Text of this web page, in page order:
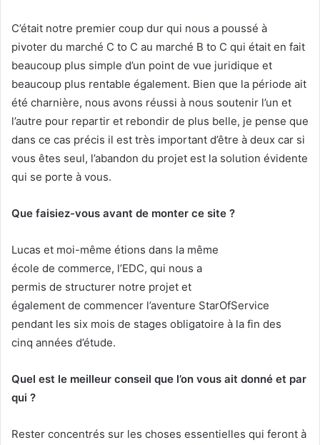
C’était notre premier coup dur qui nous a poussé à
pivoter du marché C to C au marché B to C qui était en fait
beaucoup plus simple d’un point de vue juridique et
beaucoup plus rentable également. Bien que la période ait
été charnière, nous avons réussi à nous soutenir l’un et
l’autre pour repartir et rebondir de plus belle, je pense que
dans ce cas précis il est très important d’être à deux car si
vous êtes seul, l’abandon du projet est la solution évidente
qui se porte à vous.
Que faisiez-vous avant de monter ce site ?
Lucas et moi-même étions dans la même
école de commerce, l’EDC, qui nous a
permis de structurer notre projet et
également de commencer l’aventure StarOfService
pendant les six mois de stages obligatoire à la fin des
cinq années d’étude.
Quel est le meilleur conseil que l’on vous ait donné et par
qui ?
Rester concentrés sur les choses essentielles qui feront à